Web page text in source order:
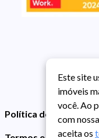
Política de Privacidade
Este site
imóveis
você. Ao
com nossa
aceita os